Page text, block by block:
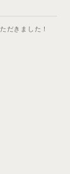
だきました！